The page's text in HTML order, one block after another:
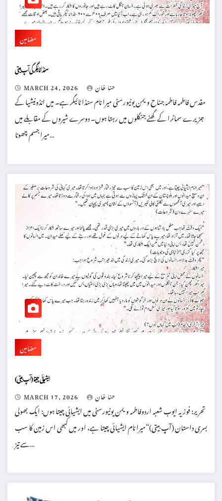
مضامین
سنڈا ٹائیگر کی آپ بیتی
MARCH 24, 2026
حنا خان
مقدس فاطمہ فاطمہ جناح ویمن یونیورسٹی میرا نام سنڈا ٹائیگر ہے۔ میں انڈونیشیا کے
جزیرے سماٹرا کے گھنے جنگلوں میں رہتا ہوں۔ دوسرے شیروں کے مقابلے میں
میرا جسم چھوٹا…
مضامین
(ایشیائی چیتا (آپ بیتی
MARCH 17, 2026
حنا خان
تحریر: فوزیہ ایوب شعبہ اردوفاطمہ ویمن یونیورسٹی میں ایشیائی چیتا ہوں: ایک بھولی
بسری داستان (آپ بیتی)“میرا نام ایشیائی چیتا ہے، اور میں کبھی اس زمین کا سب
سے تیز…